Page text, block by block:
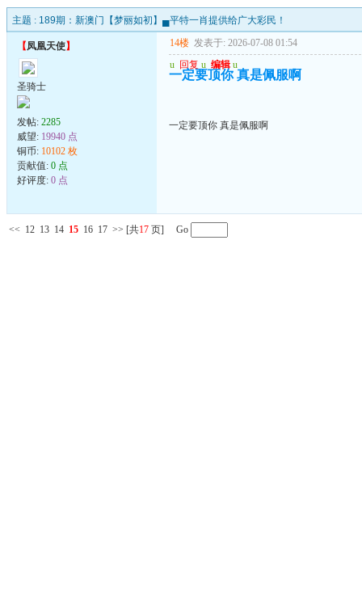
主题 : 189期：新澳门【梦丽如初】▄平特一肖提供给广大彩民！
【凤凰天使】
圣骑士
发帖: 2285
威望: 19940 点
铜币: 10102 枚
贡献值: 0 点
好评度: 0 点
14楼 发表于: 2026-07-08 01:54
u 回复 u 编辑 u
一定要顶你 真是佩服啊
一定要顶你 真是佩服啊
<< 12 13 14 15 16 17 >> [共17 页] Go